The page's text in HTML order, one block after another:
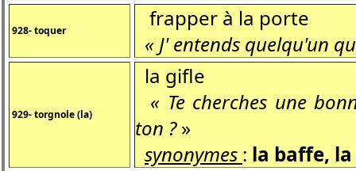
928- toquer
frapper à la porte
« J' entends quelqu'un
929- torgnole (la)
la gifle
« Te cherches une
ton ?»
synonymes : la baffe,